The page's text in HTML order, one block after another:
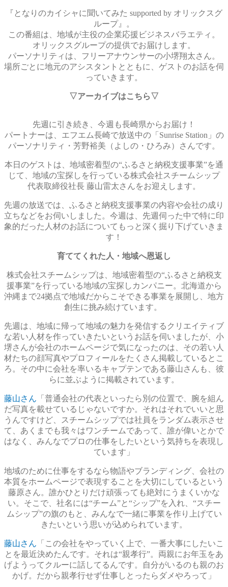
『となりのカイシャに聞いてみた supported by オリックスグ
ループ』。
この番組は、地域が主役の企業応援ビジネスバラエティ。
オリックスグループの提供でお届けします。
パーソナリティは、フリーアナウンサーの小堺翔太さん。
場所ごとに地元のアシスタントとともに、ゲストのお話を伺
っていきます。
▽アーカイブはこちら▽
先週に引き続き、今週も長崎県からお届け！
パートナーは、エフエム長崎で放送中の「Sunrise Station」の
パーソナリティ・芳野裕美（よしの・ひろみ）さんです。
本日のゲストは、地域密着型の“ふるさと納税支援事業”を通
じて、地域の宝探しを行っている株式会社スチームシップ
代表取締役社長 藤山雷太さんをお迎えします。
先週の放送では、ふるさと納税支援事業の内容や会社の成り
立ちなどをお伺いしました。今週は、先週伺った中で特に印
象的だった人材のお話についてもっと深く掘り下げていきま
す！
育ててくれた人・地域へ恩返し
株式会社スチームシップは、地域密着型の“ふるさと納税支
援事業”を行っている地域の宝探しカンパニー。北海道から
沖縄まで24拠点で地域だからこそできる事業を展開し、地方
創生に挑み続けています。
先週は、地域に帰って地域の魅力を発信するクリエイティブ
な若い人材を作っていきたいというお話を伺いましたが、小
堺さんが会社のホームページで気になったのは、その若い人
材たちの顔写真やプロフィールをたくさん掲載しているとこ
ろ。その中に会社を率いるキャプテンである藤山さんも、彼
らに並ぶように掲載されています。
藤山さん 「普通会社の代表といったら別の位置で、腕を組ん
だ写真を載せているじゃないですか。それはそれでいいと思
うんですけど、スチームシップでは社員をランダム表示させ
て、あくまでも我々はワンチームであって、誰が偉いとかで
はなく、みんなでプロの仕事をしたいという気持ちを表現し
ています」
地域のために仕事をするなら物語やブランディング、会社の
本質をホームページで表現することを大切にしているという
藤原さん。誰かひとりだけ頑張っても絶対にうまくいかな
い。そこで、社名には“チーム”と“シップ”を入れ、“スチー
ムシップ”の旗のもと、みんなで一緒に事業を作り上げてい
きたいという思いが込められています。
藤山さん 「この会社をやっていく上で、一番大事にしたいこ
とを最近決めたんです。それは“親孝行”。両親にお年玉をあ
げようってクルーに話してるんです。自分がいるのも親のお
かげ。だから親孝行せず仕事しとったらダメやろって」